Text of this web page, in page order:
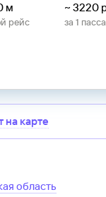
м
рейс
~3220
за1
карте
область